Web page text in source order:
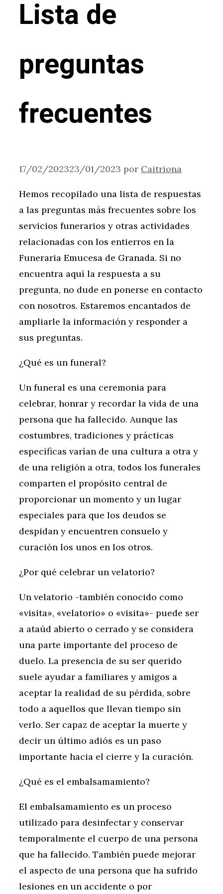
Lista de
preguntas
frecuentes
17/02/202323/01/2023 por Caitriona
Hemos recopilado una lista de respuestas
a las preguntas más frecuentes sobre los
servicios funerarios y otras actividades
relacionadas con los entierros en la
Funeraria Emucesa de Granada. Si no
encuentra aquí la respuesta a su
pregunta, no dude en ponerse en contacto
con nosotros. Estaremos encantados de
ampliarle la información y responder a
sus preguntas.
¿Qué es un funeral?
Un funeral es una ceremonia para
celebrar, honrar y recordar la vida de una
persona que ha fallecido. Aunque las
costumbres, tradiciones y prácticas
específicas varían de una cultura a otra y
de una religión a otra, todos los funerales
comparten el propósito central de
proporcionar un momento y un lugar
especiales para que los deudos se
despidan y encuentren consuelo y
curación los unos en los otros.
¿Por qué celebrar un velatorio?
Un velatorio -también conocido como
«visita», «velatorio» o «visita»- puede ser
a ataúd abierto o cerrado y se considera
una parte importante del proceso de
duelo. La presencia de su ser querido
suele ayudar a familiares y amigos a
aceptar la realidad de su pérdida, sobre
todo a aquellos que llevan tiempo sin
verlo. Ser capaz de aceptar la muerte y
decir un último adiós es un paso
importante hacia el cierre y la curación.
¿Qué es el embalsamamiento?
El embalsamamiento es un proceso
utilizado para desinfectar y conservar
temporalmente el cuerpo de una persona
que ha fallecido. También puede mejorar
el aspecto de una persona que ha sufrido
lesiones en un accidente o por